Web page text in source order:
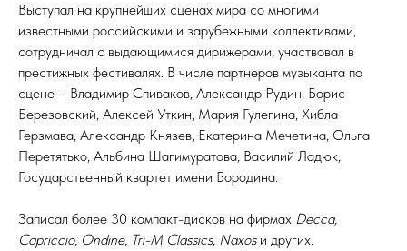
Выступал на крупнейших сценах мира со многими
известными российскими и зарубежными коллективами,
сотрудничал с выдающимися дирижерами, участвовал в
престижных фестивалях. В числе партнеров музыканта по
сцене – Владимир Спиваков, Александр Рудин, Борис
Березовский, Алексей Уткин, Мария Гулегина, Хибла
Герзмава, Александр Князев, Екатерина Мечетина, Ольга
Перетятько, Альбина Шагимуратова, Василий Ладюк,
Государственный квартет имени Бородина.
Записал более 30 компакт-дисков на фирмах Decca,
Capriccio, Ondine, Tri-M Classics, Naxosи других.